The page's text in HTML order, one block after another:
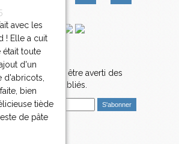
avec les
! Elle a cuit
était toute
d'un
d'abricots,
bien
tiède
de pâte
vous pour être averti des
articles publiés.